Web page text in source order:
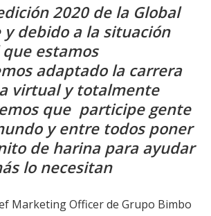
2020 de la Global
y debido a la situación
estamos
adaptado la carrera
virtual y totalmente
que participe gente
y entre todos poner
de harina para ayudar
lo necesitan
Marketing Officer de Grupo Bimbo